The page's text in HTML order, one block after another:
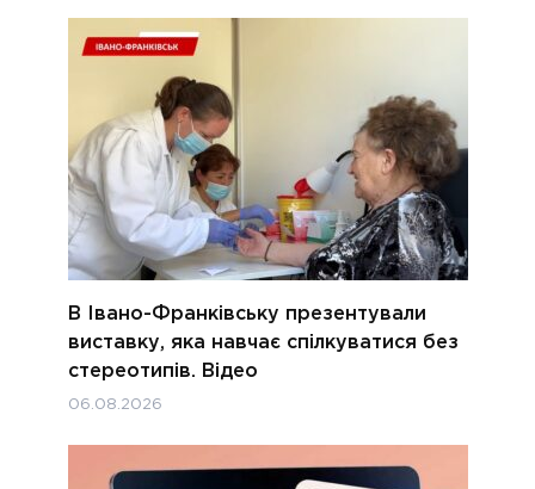
В Івано-Франківську презентували
виставку, яка навчає спілкуватися без
стереотипів. Відео
06.08.2026